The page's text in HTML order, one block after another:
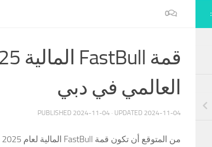
0
العالمي في دبي
PUBLISHED 2024-11-04 · UPDATED 2024-11-04